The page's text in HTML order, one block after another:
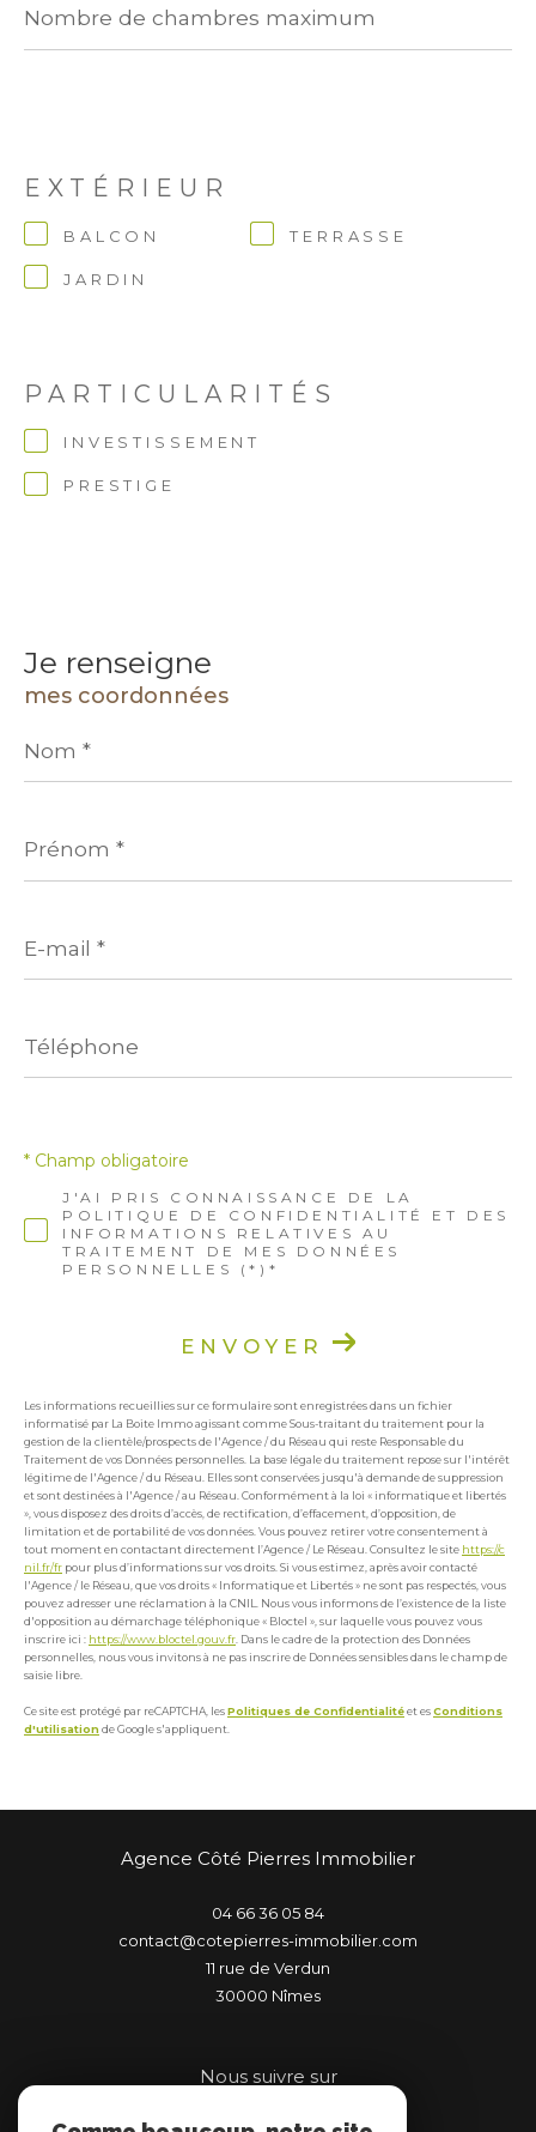
de
chambres
maximum
EXTÉRIEUR
BALCON TERRASSE
JARDIN
PARTICULARITÉS
INVESTISSEMENT
PRESTIGE
Je renseigne
mes coordonnées
*
*
mail
*
J'AI PRIS CONNAISSANCE DE LA
POLITIQUE DE CONFIDENTIALITÉ ET DES
INFORMATIONS RELATIVES AU
TRAITEMENT DE MES DONNÉES
PERSONNELLES (*)*
* Champ obligatoire
ENVOYER
Les informations recueillies sur ce formulaire sont enregistrées dans un fichier
informatisé par La Boite Immo agissant comme Sous-traitant du traitement pour la
gestion de la clientèle/prospects de l'Agence / du Réseau qui reste Responsable du
Traitement de vos Données personnelles. La base légale du traitement repose sur l'intérêt
légitime de l'Agence / du Réseau. Elles sont conservées jusqu'à demande de suppression
et sont destinées à l'Agence / au Réseau. Conformément à la loi « informatique et libertés
», vous disposez des droits d’accès, de rectification, d’effacement, d’opposition, de
limitation et de portabilité de vos données. Vous pouvez retirer votre consentement à
tout moment en contactant directement l’Agence / Le Réseau. Consultez le site https://c
nil.fr/fr pour plus d’informations sur vos droits. Si vous estimez, après avoir contacté
l'Agence / le Réseau, que vos droits « Informatique et Libertés » ne sont pas respectés, vous
pouvez adresser une réclamation à la CNIL. Nous vous informons de l’existence de la liste
d'opposition au démarchage téléphonique « Bloctel », sur laquelle vous pouvez vous
inscrire ici : https://www.bloctel.gouv.fr . Dans le cadre de la protection des Données
personnelles, nous vous invitons à ne pas inscrire de Données sensibles dans le champ de
saisie libre.
Ce site est protégé par reCAPTCHA, lesPolitiques de Confidentialitéet esConditions
d'utilisationde Google s'appliquent.
Agence Côté Pierres Immobilier
04 66 36 05 84
contact@cotepierres-immobilier.com
11 rue de Verdun
30000
nîmes
Nous suivre sur